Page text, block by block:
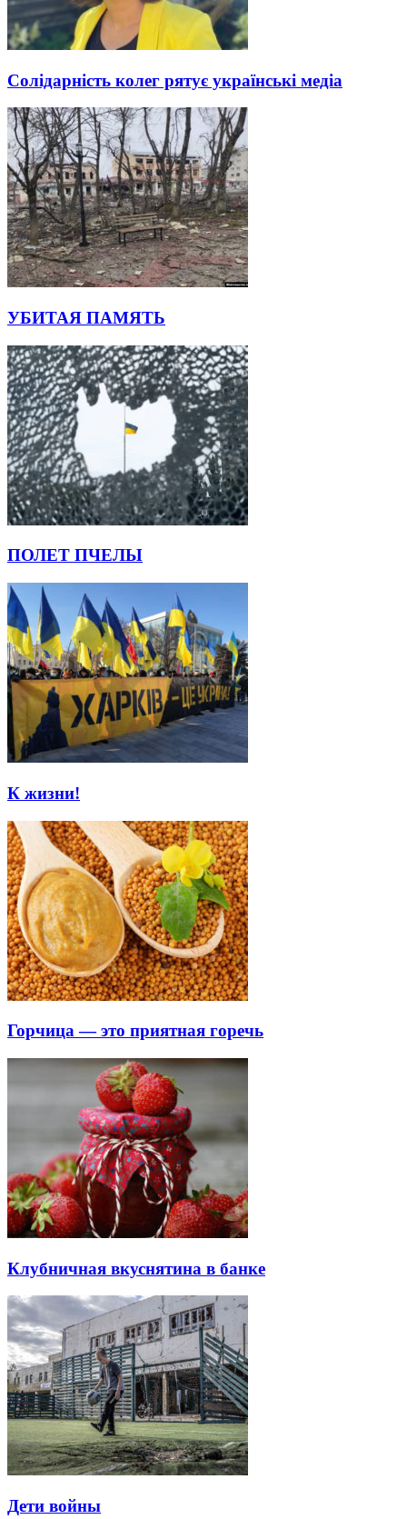
Солідарність колег рятує українські медіа
УБИТАЯ ПАМЯТЬ
ПОЛЕТ ПЧЕЛЫ
К жизни!
Горчица — это приятная горечь
Клубничная вкуснятина в банке
Дети войны